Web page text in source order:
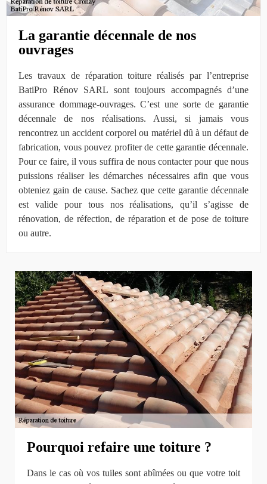
La garantie décennale de nos
ouvrages
Les travaux de réparation toiture réalisés par l’entreprise
BatiPro Rénov SARL sont toujours accompagnés d’une
assurance dommage-ouvrages. C’est une sorte de garantie
décennale de nos réalisations. Aussi, si jamais vous
rencontrez un accident corporel ou matériel dû à un défaut de
fabrication, vous pouvez profiter de cette garantie décennale.
Pour ce faire, il vous suffira de nous contacter pour que nous
puissions réaliser les démarches nécessaires afin que vous
obteniez gain de cause. Sachez que cette garantie décennale
est valide pour tous nos réalisations, qu’il s’agisse de
rénovation, de réfection, de réparation et de pose de toiture
ou autre.
Pourquoi refaire une toiture ?
Dans le cas où vos tuiles sont abîmées ou que votre toit